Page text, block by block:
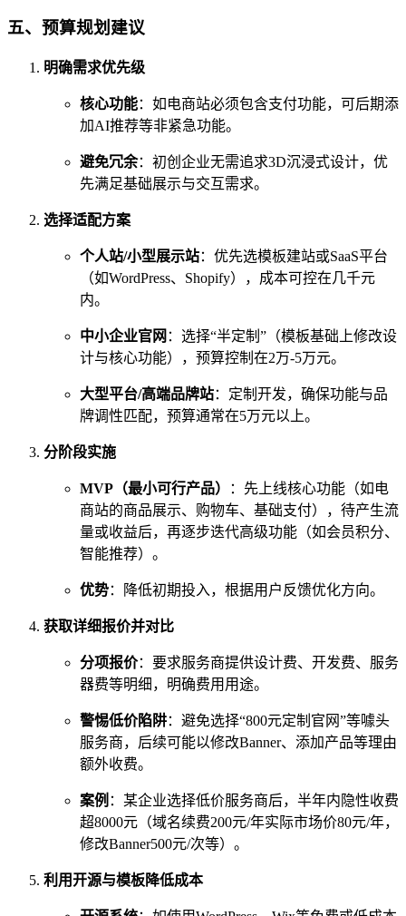
五、预算规划建议
明确需求优先级
核心功能：如电商站必须包含支付功能，可后期添
加AI推荐等非紧急功能。
避免冗余：初创企业无需追求3D沉浸式设计，优
先满足基础展示与交互需求。
选择适配方案
个人站/小型展示站：优先选模板建站或SaaS平台
（如WordPress、Shopify），成本可控在几千元
内。
中小企业官网 ：选择“半定制”（模板基础上修改设
计与核心功能），预算控制在2万-5万元。
大型平台/高端品牌站：定制开发，确保功能与品
牌调性匹配，预算通常在5万元以上。
分阶段实施
MVP（最小可行产品）
：先上线核心功能（如电
商站的商品展示、购物车、基础支付），待产生流
量或收益后，再逐步迭代高级功能（如会员积分、
智能推荐）。
优势：降低初期投入，根据用户反馈优化方向。
获取详细报价并对比
分项报价：要求服务商提供设计费、开发费、服务
器费等明细，明确费用用途。
警惕低价陷阱：避免选择“800元定制官网”等噱头
服务商，后续可能以修改Banner、添加产品等理由
额外收费。
案例 ：某企业选择低价服务商后，半年内隐性收费
超8000元（域名续费200元/年实际市场价80元/年，
修改Banner500元/次等）。
利用开源与模板降低成本